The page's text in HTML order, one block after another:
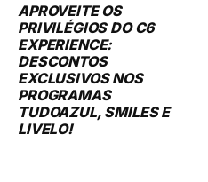
APROVEITE OS
PRIVILÉGIOS DO C6
EXPERIENCE:
DESCONTOS
EXCLUSIVOS NOS
PROGRAMAS
TUDOAZUL, SMILES E
LIVELO!